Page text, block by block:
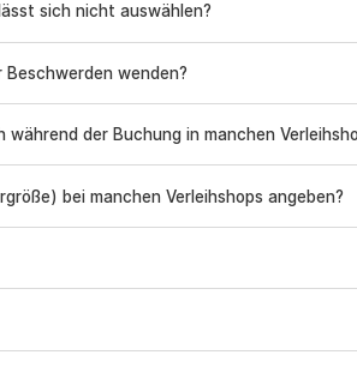
sich nicht auswählen?
Beschwerden wenden?
der Buchung in manchen
bei manchen Verleihshops angeben?